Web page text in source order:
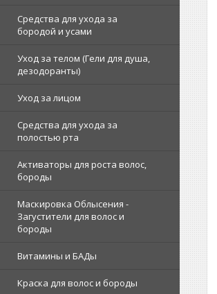
Средства для ухода за
бородой и усами
Уход за телом (Гели для душа,
дезодоранты)
Уход за лицом
Средства для ухода за
полостью рта
Активаторы для роста волос,
бороды
Маскировка Облысения -
Загустители для волос и
бороды
Витамины и БАДы
Краска для волос и бороды